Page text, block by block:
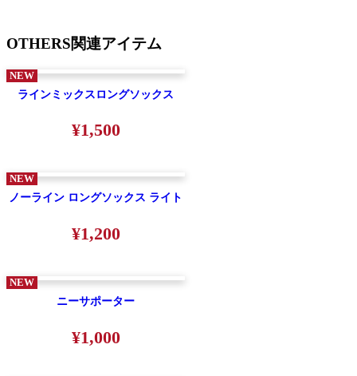
OTHERS関連アイテム
NEW
ラインミックスロングソックス
¥1,500
NEW
ノーライン ロングソックス ライト
¥1,200
NEW
ニーサポーター
¥1,000